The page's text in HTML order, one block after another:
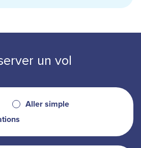
espaces piétons
commerciaux
un vol
Aller simple